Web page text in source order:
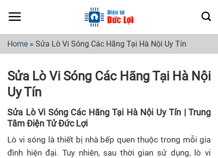
Home » Sửa Lò Vi Sóng Các Hãng Tại Hà Nội Uy Tín
Sửa Lò Vi Sóng Các Hãng Tại Hà Nội
Uy Tín
Sửa Lò Vi Sóng Các Hãng Tại Hà Nội Uy Tín | Trung
Tâm Điện Tử Đức Lợi
Lò vi sóng là thiết bị nhà bếp quen thuộc trong mỗi gia
đình hiện đại. Tuy nhiên, sau thời gian sử dụng, lò vi